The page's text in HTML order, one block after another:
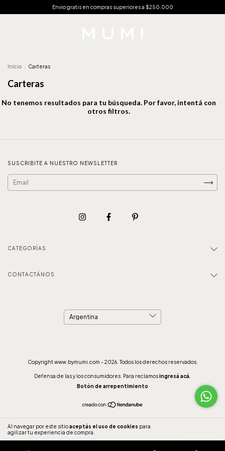
Envio gratis en compras superiores a $250.000
Al navegar por este sitioaceptás el uso de cookies para
agilizar tu experiencia de compra.
Inicio Carteras
Carteras
No tenemos resultados para tu búsqueda. Por favor, intentá con
otros filtros.
SUSCRIBITE A NUESTRO NEWSLETTER
CATEGORÍAS
CONTACTÁNOS
Copyright www.bymumi.com - 2026. Todos los derechos reservados.
Defensa de las y los consumidores. Para reclamosingresá acá.
Botón de arrepentimiento